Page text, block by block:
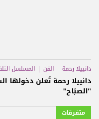
دانييلا رحمة الفن المسلسل
دانييلا رحمة تُعلن
"الصبّاح"
متفرقات